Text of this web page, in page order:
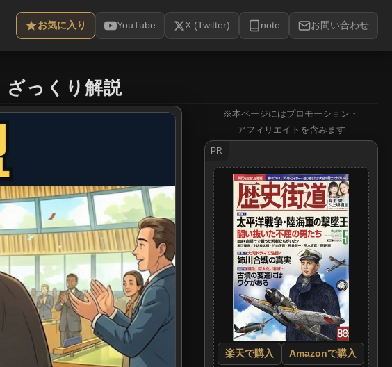
お気に入り YouTube X (Twitter) note お問い合わせ
ざっくり解説
※本ページにはプロモーション・
アフィリエイトを含みます
PR
楽天で購入 Amazonで購入